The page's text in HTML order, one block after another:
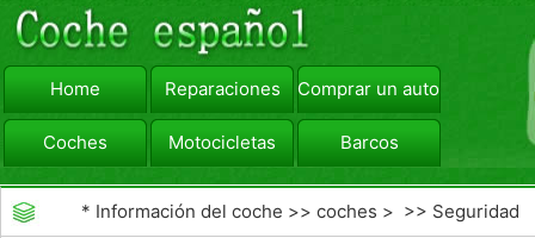
Home Reparaciones Comprar un automóvil
Coches Motocicletas Barcos
viajar Camiones
* Información del coche >>coches > >> Seguridad